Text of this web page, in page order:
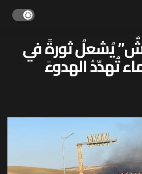
يُشعلُ ثورةً في
تُهدّدُ الهدوءَ